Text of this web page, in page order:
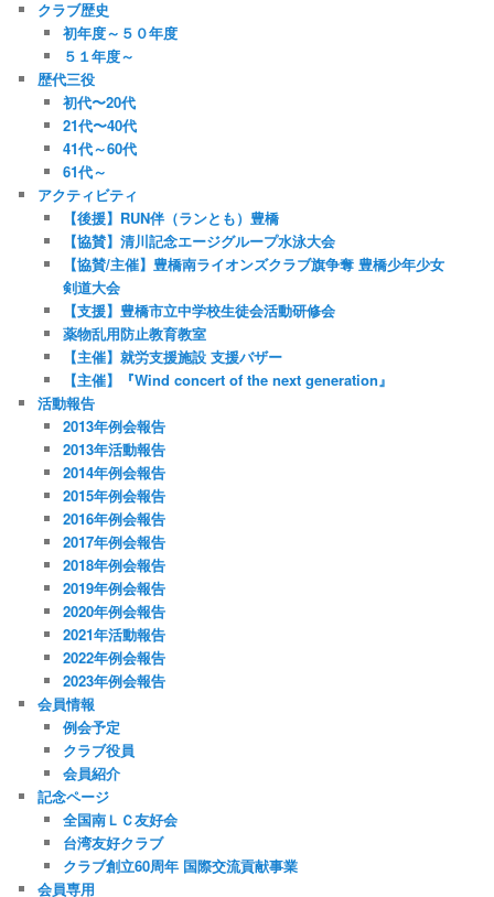
クラブ歴史
初年度～５０年度
５１年度～
歴代三役
初代〜20代
21代〜40代
41代～60代
61代～
アクティビティ
【後援】RUN伴（ランとも）豊橋
【協賛】清川記念エージグループ水泳大会
【協賛/主催】豊橋南ライオンズクラブ旗争奪 豊橋少年少女
剣道大会
【支援】豊橋市立中学校生徒会活動研修会
薬物乱用防止教育教室
【主催】就労支援施設 支援バザー
【主催】『Wind concert of the next generation』
活動報告
2013年例会報告
2013年活動報告
2014年例会報告
2015年例会報告
2016年例会報告
2017年例会報告
2018年例会報告
2019年例会報告
2020年例会報告
2021年活動報告
2022年例会報告
2023年例会報告
会員情報
例会予定
クラブ役員
会員紹介
記念ページ
全国南ＬＣ友好会
台湾友好クラブ
クラブ創立60周年 国際交流貢献事業
会員専用